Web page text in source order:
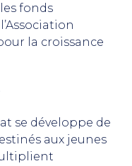
fonds
la croissance
se développe de
aux jeunes